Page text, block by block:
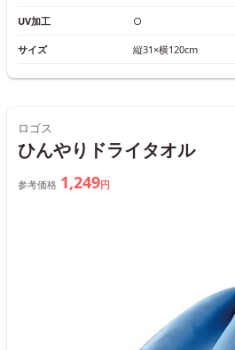
UV加工 ○
サイズ 縦31×横120cm
ロゴス
ひんやりドライタオル
参考価格 1,249円